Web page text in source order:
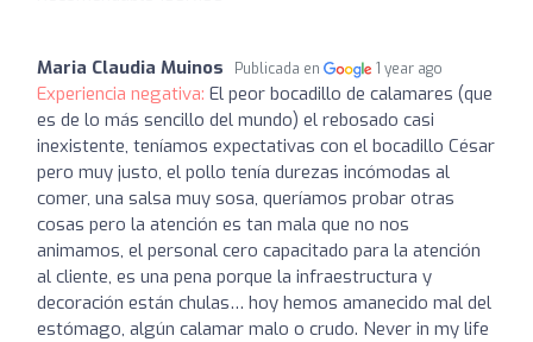
Maria Claudia Muinos Publicada en 1 year ago
Experiencia negativa: El peor bocadillo de calamares (que
es de lo más sencillo del mundo) el rebosado casi
inexistente, teníamos expectativas con el bocadillo César
pero muy justo, el pollo tenía durezas incómodas al
comer, una salsa muy sosa, queríamos probar otras
cosas pero la atención es tan mala que no nos
animamos, el personal cero capacitado para la atención
al cliente, es una pena porque la infraestructura y
decoración están chulas… hoy hemos amanecido mal del
estómago, algún calamar malo o crudo. Never in my life